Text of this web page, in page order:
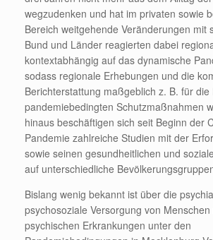
wegzudenken und hat im privaten sowie
Bereich weitgehende Veränderungen mit
Bund und Länder reagierten dabei
kontextabhängig auf das dynamische
sodass regionale Erhebungen und die
Berichterstattung maßgeblich z. B. für die
pandemiebedingten Schutzmaßnahmen
hinaus beschäftigen sich seit Beginn der
Pandemie zahlreiche Studien mit der
sowie seinen gesundheitlichen und
auf unterschiedliche
Bislang wenig bekannt ist über die
psychosoziale Versorgung von
psychischen Erkrankungen unter den